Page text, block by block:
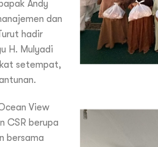
Andy
dan
hadir
H. Mulyadi
setempat,
View
CSR berupa
bersama